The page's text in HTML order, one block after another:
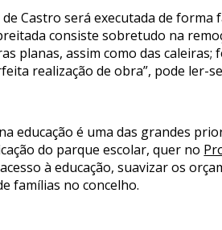
Castro será executada de
consiste sobretudo na
planas, assim como das
realização de obra”, pode ler-
educação é uma das grandes
do parque escolar, quer no
à educação, suavizar os
famílias no concelho.